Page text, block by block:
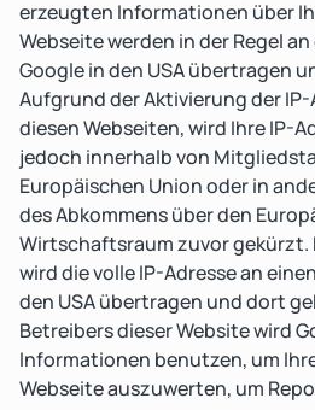
erzeugten Informationen über
Webseite werden in der Regel
Google in den USA übertragen
Aufgrund der Aktivierung der
diesen Webseiten, wird Ihre IP-
jedoch innerhalb von
Europäischen Union oder in
des Abkommens über den
Wirtschaftsraum zuvor gekürzt.
wird die volle IP-Adresse an
den USA übertragen und dort
Betreibers dieser Website wird
Informationen benutzen, um
Webseite auszuwerten, um